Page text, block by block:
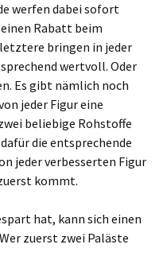
werfen dabei sofort
Rabatt beim
bringen in jeder
wertvoll. Oder
Es gibt nämlich noch
jeder Figur eine
beliebige Rohstoffe
die entsprechende
jeder verbesserten Figur
kommt.
hat, kann sich einen
zuerst zwei Paläste